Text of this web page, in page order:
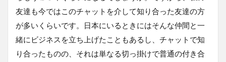
友達も今ではこのチャットを介して知り合った友達の方
が多いくらいです。日本にいるときにはそんな仲間と一
緒にビジネスを立ち上げたこともあるし、チャットで知
り合ったものの、それは単なる切っ掛けで普通の付き合